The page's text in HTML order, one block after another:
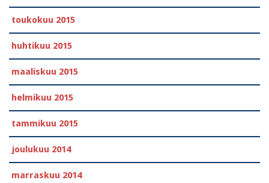
toukokuu 2015
huhtikuu 2015
maaliskuu 2015
helmikuu 2015
tammikuu 2015
joulukuu 2014
marraskuu 2014